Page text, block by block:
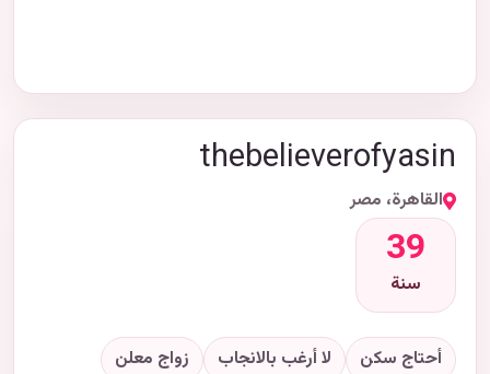
thebelieverofyasin
القاهرة، مصر
39
سنة
أحتاج سكن لا أرغب بالانجاب
زواج معلن